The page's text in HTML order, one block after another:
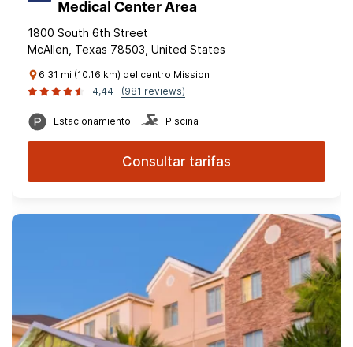
Medical Center Area
1800 South 6th Street
McAllen, Texas 78503, United States
6.31 mi (10.16 km) del centro Mission
4,44
(981 reviews)
Estacionamiento Piscina
Consultar tarifas